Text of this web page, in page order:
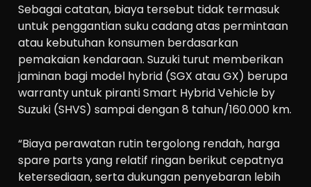
Sebagai catatan, biaya tersebut tidak termasuk
untuk penggantian suku cadang atas permintaan
atau kebutuhan konsumen berdasarkan
pemakaian kendaraan. Suzuki turut memberikan
jaminan bagi model hybrid (SGX atau GX) berupa
warranty untuk piranti Smart Hybrid Vehicle by
Suzuki (SHVS) sampai dengan 8 tahun/160.000 km.
“Biaya perawatan rutin tergolong rendah, harga
spare parts yang relatif ringan berikut cepatnya
ketersediaan, serta dukungan penyebaran lebih